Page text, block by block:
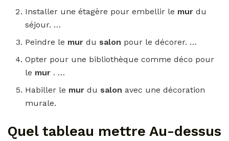
Installer une étagère pour embellir le murdu
séjour. …
Peindre le murdu salon pour le décorer. …
Opter pour une bibliothèque comme déco pour
le mur . …
Habiller le murdu salonavec une décoration
murale.
Quel tableau mettre Au-dessus